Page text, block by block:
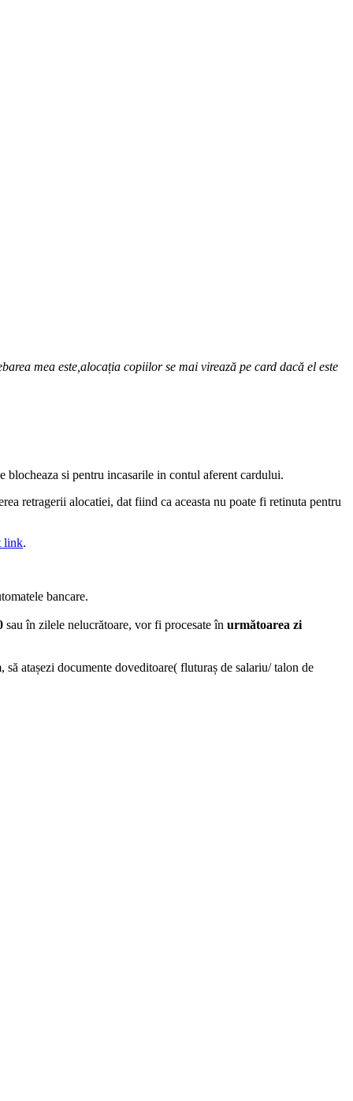
mea este,alocația copiilor se mai virează pe card dacă el este
blocheaza si pentru incasarile in contul aferent cardului.
retragerii alocatiei, dat fiind ca aceasta nu poate fi retinuta pentru
link.
bancare.
sau în zilele nelucrătoare, vor fi procesate în următoarea zi
atașezi documente doveditoare( fluturaș de salariu/ talon de